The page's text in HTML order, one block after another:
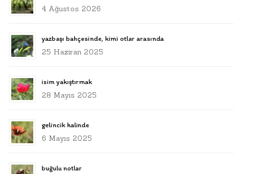
4 Ağustos 2026
yazbaşı bahçesinde, kimi otlar arasında
25 Haziran 2025
isim yakıştırmak
28 Mayıs 2025
gelincik halinde
6 Mayıs 2025
buğulu notlar